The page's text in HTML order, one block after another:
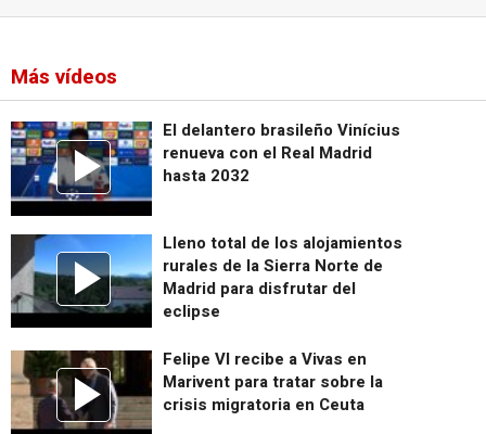
Más vídeos
El delantero brasileño Vinícius
renueva con el Real Madrid
hasta 2032
Lleno total de los alojamientos
rurales de la Sierra Norte de
Madrid para disfrutar del
eclipse
Felipe VI recibe a Vivas en
Marivent para tratar sobre la
crisis migratoria en Ceuta